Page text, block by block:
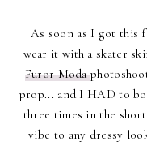
As soon as I got this
wear it with a skater
Furor Moda
prop... and I HAD to
three times in the
vibe to any dressy